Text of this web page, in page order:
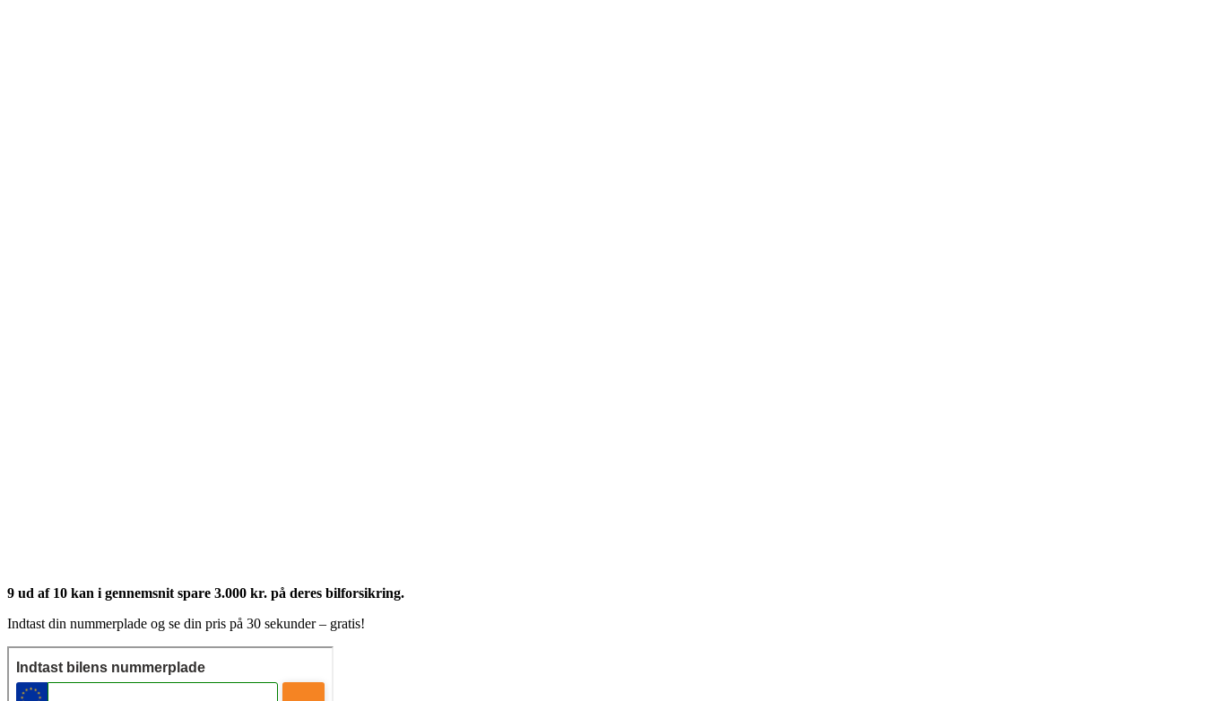
9 ud af 10 kan i gennemsnit spare 3.000 kr. på deres bilforsikring.
Indtast din nummerplade og se din pris på 30 sekunder – gratis!